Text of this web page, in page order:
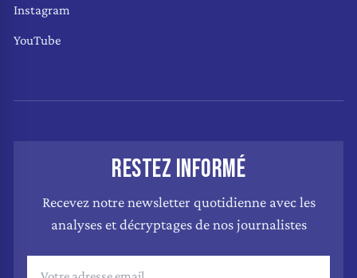
Instagram
YouTube
RESTEZ INFORMÉ
Recevez notre newsletter quotidienne avec les
analyses et décryptages de nos journalistes